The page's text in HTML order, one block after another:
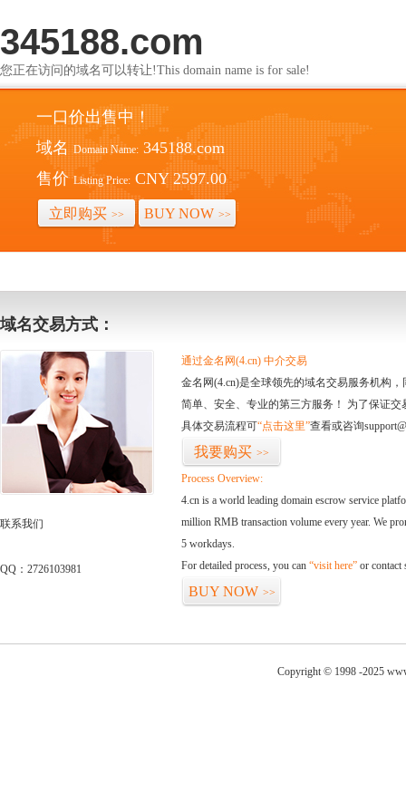
345188.com
您正在访问的域名可以转让!This domain name is for sale!
一口价出售中！
域名 Domain Name: 345188.com
售价 Listing Price: CNY 2597.00
立即购买 >> BUY NOW >>
域名交易方式：
联系我们
QQ：2726103981
通过金名网(4.cn) 中介交易
金名网(4.cn)是全球领先的域名交易服务机构
简单、安全、专业的第三方服务！ 为了保证
具体交易流程可“点击这里”查看或咨询
我要购买 >>
Process Overview:
4.cn is a world leading domain escrow service
million RMB transaction volume every year. We
5 workdays.
For detailed process, you can “visit here” or contact
BUY NOW >>
Copyright © 1998 -2025